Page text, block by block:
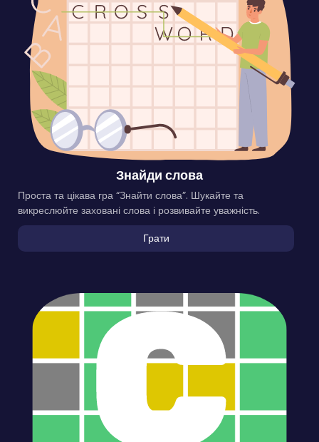
Знайди слова
Проста та цікава гра “Знайти слова”. Шукайте та
викреслюйте заховані слова і розвивайте уважність.
Грати